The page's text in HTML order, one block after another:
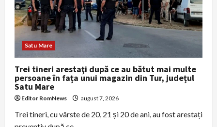
alăptării:
„Cea
mai
ieftină
și
eficientă
imunizare”
Satu Mare
Trei tineri arestaţi după ce au bătut mai multe
persoane în fața unui magazin din Tur, județul
Satu Mare
Editor RomNews august 7, 2026
Trei tineri, cu vârste de 20, 21 şi 20 de ani, au fost arestaţi